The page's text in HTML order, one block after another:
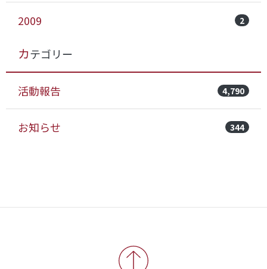
2009 2
カテゴリー
活動報告 4,790
お知らせ 344